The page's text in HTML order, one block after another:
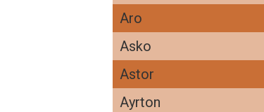
Aro
Asko
Astor
Ayrton